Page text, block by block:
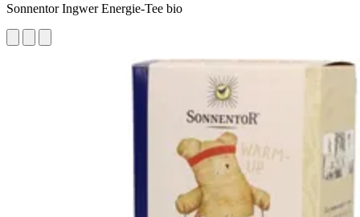
Sonnentor Ingwer Energie-Tee bio